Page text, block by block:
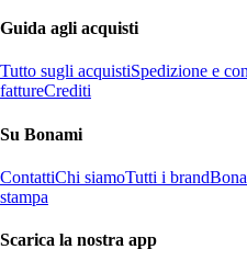
Guida agli acquisti
Tutto sugli acquistiSpedizione e
fattureCrediti
Su Bonami
ContattiChi siamoTutti i brand
stampa
Scarica la nostra app